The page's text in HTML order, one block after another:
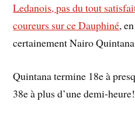
Ledanois, pas du tout
coureurs sur ce Dauphiné,
certainement Nairo
Quintana termine 18e à
38e à plus d’une demi-heure!